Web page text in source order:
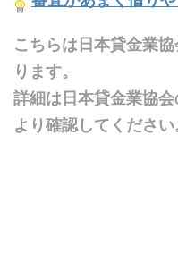
こちらは日本貸金業
ります。
詳細は日本貸金業協
より確認してください